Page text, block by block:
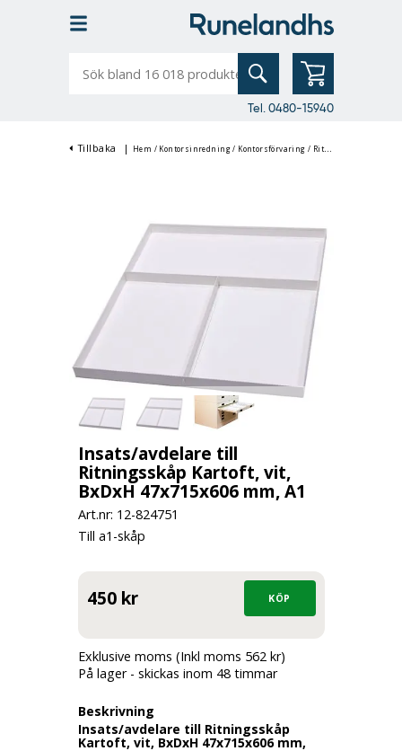
bland
Tel. 0480-15940
Tillbaka | Hem / Kontorsinredning / Kontorsförvaring / Ritningsskåp & Arkitektskåp
Insats/avdelare till
Ritningsskåp Kartoft, vit,
BxDxH 47x715x606 mm, A1
Art.nr: 12-824751
Till a1-skåp
450 kr
Exklusive moms (Inkl moms 562 kr)
På lager - skickas inom 48 timmar
Beskrivning
Insats/avdelare till Ritningsskåp
Kartoft, vit, BxDxH 47x715x606 mm,